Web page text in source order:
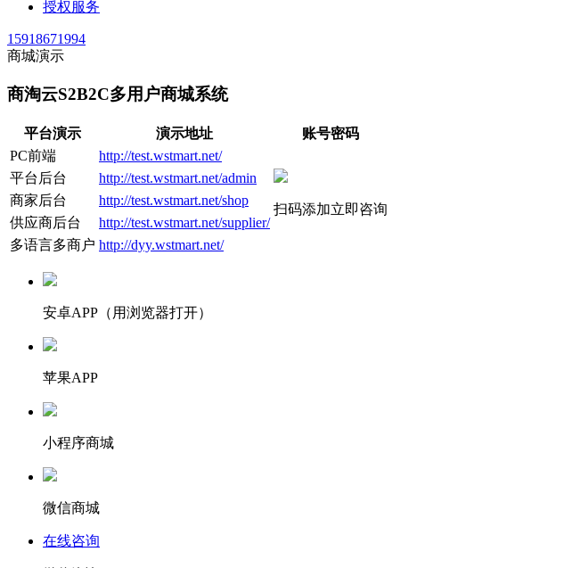
授权服务
15918671994
商城演示
商淘云S2B2C多用户商城系统
平台演示 演示地址
账号密码
PC前端
http://test.wstmart.net/
扫码添加立即咨询
平台后台
http://test.wstmart.net/admin
商家后台
http://test.wstmart.net/shop
供应商后台
http://test.wstmart.net/supplier/
多语言多商户 http://dyy.wstmart.net/
安卓APP（用浏览器打开）
苹果APP
小程序商城
微信商城
在线咨询